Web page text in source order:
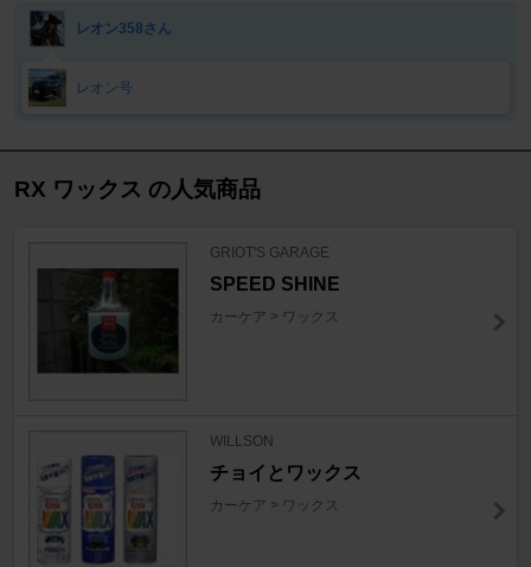
レオン358さん
レオン号
RX ワックス の人気商品
GRIOT'S GARAGE
SPEED SHINE
カーケア > ワックス
WILLSON
チョイとワックス
カーケア > ワックス